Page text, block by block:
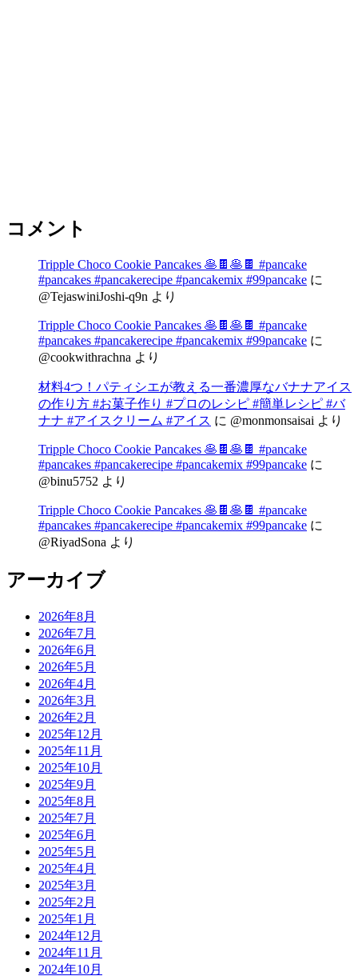
コメント
Tripple Choco Cookie Pancakes 🥞🍫🥞🍫 #pancake
#pancakes #pancakerecipe #pancakemix #99pancake に
@TejaswiniJoshi-q9n より
Tripple Choco Cookie Pancakes 🥞🍫🥞🍫 #pancake
#pancakes #pancakerecipe #pancakemix #99pancake に
@cookwithrachna より
材料4つ！パティシエが教える一番濃厚なバナナアイス
の作り方 #お菓子作り #プロのレシピ #簡単レシピ #バ
ナナ #アイスクリーム #アイス に @monmonsaisai より
Tripple Choco Cookie Pancakes 🥞🍫🥞🍫 #pancake
#pancakes #pancakerecipe #pancakemix #99pancake に
@binu5752 より
Tripple Choco Cookie Pancakes 🥞🍫🥞🍫 #pancake
#pancakes #pancakerecipe #pancakemix #99pancake に
@RiyadSona より
アーカイブ
2026年8月
2026年7月
2026年6月
2026年5月
2026年4月
2026年3月
2026年2月
2025年12月
2025年11月
2025年10月
2025年9月
2025年8月
2025年7月
2025年6月
2025年5月
2025年4月
2025年3月
2025年2月
2025年1月
2024年12月
2024年11月
2024年10月